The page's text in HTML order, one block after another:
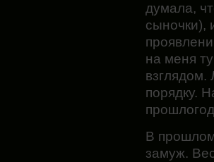
думала,
сыночки),
на меня
взглядом.
порядку.
В
замуж.